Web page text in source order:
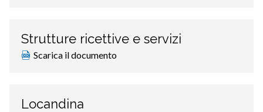
Strutture ricettive e servizi
Scarica il documento
Locandina